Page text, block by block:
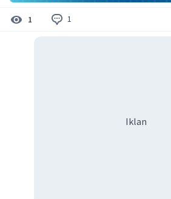
1 1
Iklan